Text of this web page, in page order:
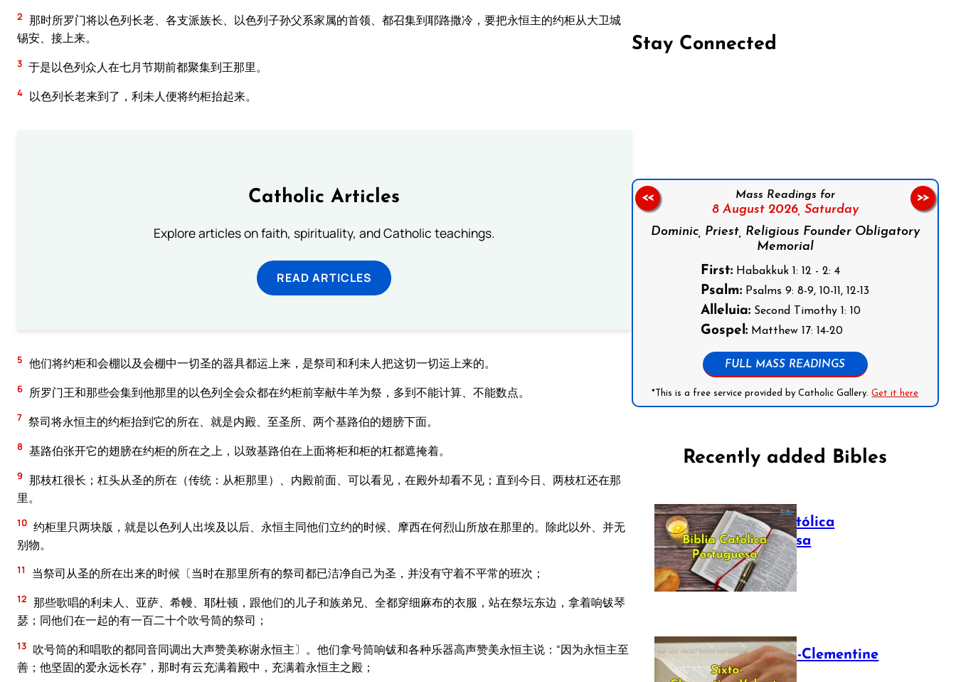
2 那时所罗门将以色列长老、各支派族长、以色列子孙父系家属的首领、都召集到耶路撒冷，要把永恒主的约柜从大卫城
锡安、接上来。
3 于是以色列众人在七月节期前都聚集到王那里。
4 以色列长老来到了，利未人便将约柜抬起来。
Catholic Articles
Explore articles on faith, spirituality, and Catholic teachings.
READ ARTICLES
5 他们将约柜和会棚以及会棚中一切圣的器具都运上来，是祭司和利未人把这切一切运上来的。
6 所罗门王和那些会集到他那里的以色列全会众都在约柜前宰献牛羊为祭，多到不能计算、不能数点。
7 祭司将永恒主的约柜抬到它的所在、就是内殿、至圣所、两个基路伯的翅膀下面。
8 基路伯张开它的翅膀在约柜的所在之上，以致基路伯在上面将柜和柜的杠都遮掩着。
9 那枝杠很长；杠头从圣的所在（传统：从柜那里）、内殿前面、可以看见，在殿外却看不见；直到今日、两枝杠还在那
里。
10 约柜里只两块版，就是以色列人出埃及以后、永恒主同他们立约的时候、摩西在何烈山所放在那里的。除此以外、并无
别物。
11 当祭司从圣的所在出来的时候〔当时在那里所有的祭司都已洁净自己为圣，并没有守着不平常的班次；
12 那些歌唱的利未人、亚萨、希幔、耶杜顿，跟他们的儿子和族弟兄、全都穿细麻布的衣服，站在祭坛东边，拿着响钹琴
瑟；同他们在一起的有一百二十个吹号筒的祭司；
13 吹号筒的和唱歌的都同音同调出大声赞美称谢永恒主〕。他们拿号筒响钹和各种乐器高声赞美永恒主说：“因为永恒主至
善；他坚固的爱永远长存”，那时有云充满着殿中，充满着永恒主之殿；
Stay Connected
Mass Readings for
8 August 2026, Saturday
Dominic, Priest, Religious Founder Obligatory
Memorial
First: Habakkuk 1: 12 - 2: 4
Psalm: Psalms 9: 8-9, 10-11, 12-13
Alleluia: Second Timothy 1: 10
Gospel: Matthew 17: 14-20
FULL MASS READINGS
*This is a free service provided by Catholic Gallery.Get it here
<< >>
Recently added Bibles
Bíblia Católica
Portuguesa
July 16, 2025
The Sixto-Clementine
Vulgate